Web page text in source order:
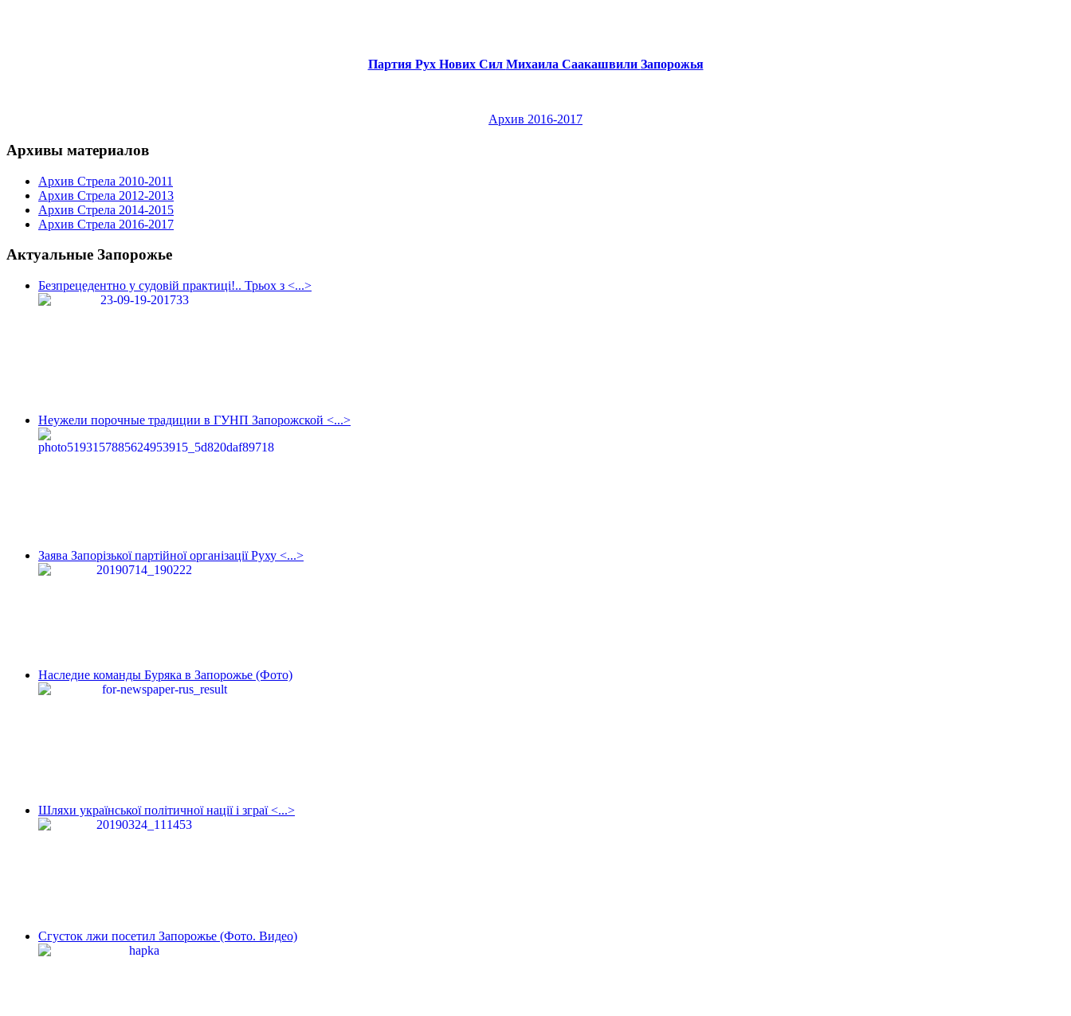
Партия Рух Нових Сил Михаила Саакашвили Запорожья
Архив 2016-2017
Архивы материалов
Архив Стрела 2010-2011
Архив Стрела 2012-2013
Архив Стрела 2014-2015
Архив Стрела 2016-2017
Актуальные Запорожье
Безпрецедентно у судовій практиці!.. Трьох з <...>
Неужели порочные традиции в ГУНП Запорожской <...>
Заява Запорізької партійної організації Руху <...>
Наследие команды Буряка в Запорожье (Фото)
Шляхи української політичної нації і зграї <...>
Сгусток лжи посетил Запорожье (Фото. Видео)